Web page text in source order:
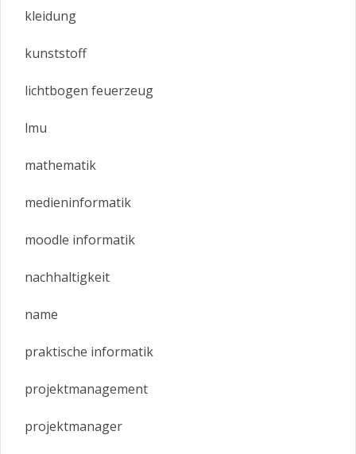
kleidung
kunststoff
lichtbogen feuerzeug
lmu
mathematik
medieninformatik
moodle informatik
nachhaltigkeit
name
praktische informatik
projektmanagement
projektmanager